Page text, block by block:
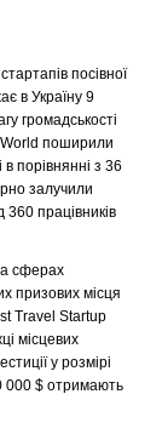
посівної
в Україну 9
громадськості
World поширили
порівнянні з 36
залучили
працівників
сферах
призових місця
Travel Startup
місцевих
у розмірі
000 $ отримають